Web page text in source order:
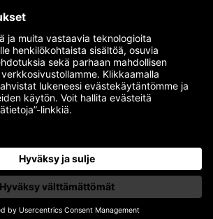
your passion!
BULLMENTULA.FI